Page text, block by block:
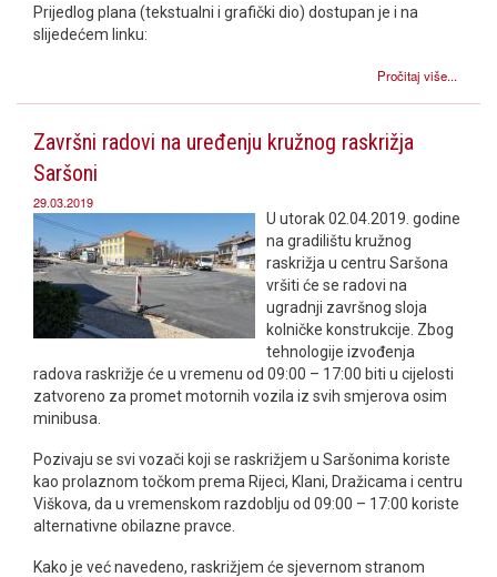
Prijedlog plana (tekstualni i grafički dio) dostupan je i na
slijedećem linku:
Pročitaj više...
Završni radovi na uređenju kružnog raskrižja
Saršoni
29.03.2019
U utorak 02.04.2019. godine
na gradilištu kružnog
raskrižja u centru Saršona
vršiti će se radovi na
ugradnji završnog sloja
kolničke konstrukcije. Zbog
tehnologije izvođenja
radova raskrižje će u vremenu od 09:00 – 17:00 biti u cijelosti
zatvoreno za promet motornih vozila iz svih smjerova osim
minibusa.
Pozivaju se svi vozači koji se raskrižjem u Saršonima koriste
kao prolaznom točkom prema Rijeci, Klani, Dražicama i centru
Viškova, da u vremenskom razdoblju od 09:00 – 17:00 koriste
alternativne obilazne pravce.
Kako je već navedeno, raskrižjem će sjevernom stranom